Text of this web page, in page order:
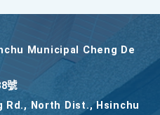
Municipal Cheng De
號
Rd., North Dist., Hsinchu